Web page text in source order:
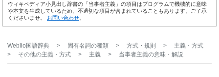
ウィキペディア小見出し辞書の「当事者主義」の項目はプログラムで機械的に意味
や本文を生成しているため、不適切な項目が含まれていることもあります。ご了承
くださいませ。 お問い合わせ
Weblio国語辞典 > 固有名詞の種類 > 方式・規則 >
主義・方式
>
その他の主義・方式 > 主義 > 当事者主義の意味・解説